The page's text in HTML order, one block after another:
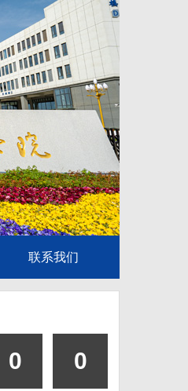
联系我们
0 0